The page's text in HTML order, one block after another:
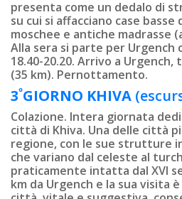
presenta come un dedalo di
su cui si affacciano case
moschee e antiche madrasse
Alla sera si parte per Urgench
18.40-20.20. Arrivo a
(35 km). Pernottamento.
3ºGIORNO KHIVA
Colazione. Intera giornata
città di Khiva. Una delle città
regione, con le sue strutture
che variano dal celeste al
praticamente intatta dal XVI
km da Urgench e la sua visita